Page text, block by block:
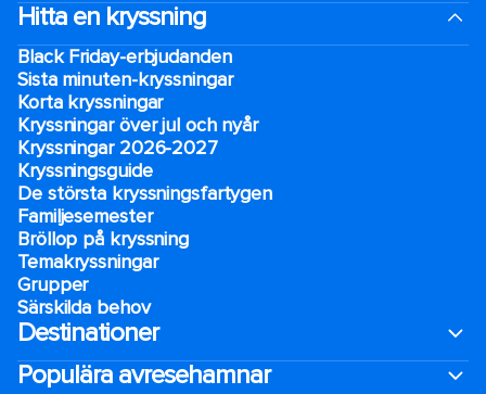
Hitta en kryssning
Black Friday-erbjudanden
Sista minuten-kryssningar
Korta kryssningar
Kryssningar över jul och nyår
Kryssningar 2026-2027
Kryssningsguide
De största kryssningsfartygen
Familjesemester
Bröllop på kryssning
Temakryssningar
Grupper
Särskilda behov
Destinationer
Populära avresehamnar